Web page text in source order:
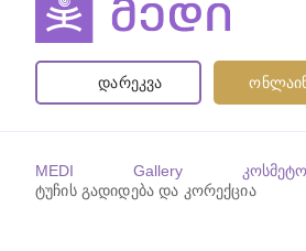
დარეკვა
MEDI Gallery
ტუჩის გადიდება და კორექცია